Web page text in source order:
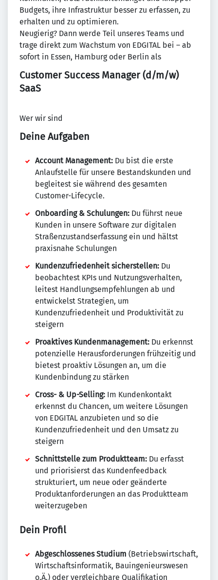
Budgets, ihre Infrastruktur besser zu erfassen, zu
erhalten und zu optimieren.
Neugierig? Dann werde Teil unseres Teams und
trage direkt zum Wachstum von EDGITAL bei – ab
sofort in Essen, Hamburg oder Berlin als
Customer Success Manager (d/m/w)
SaaS
Wer wir sind
Deine Aufgaben
Account Management: Du bist die erste
Anlaufstelle für unsere Bestandskunden und
begleitest sie während des gesamten
Customer-Lifecycle.
Onboarding & Schulungen: Du führst neue
Kunden in unsere Software zur digitalen
Straßenzustandserfassung ein und hältst
praxisnahe Schulungen
Kundenzufriedenheit sicherstellen: Du
beobachtest KPIs und Nutzungsverhalten,
leitest Handlungsempfehlungen ab und
entwickelst Strategien, um
Kundenzufriedenheit und Produktivität zu
steigern
Proaktives Kundenmanagement: Du erkennst
potenzielle Herausforderungen frühzeitig und
bietest proaktiv Lösungen an, um die
Kundenbindung zu stärken
Cross- & Up-Selling: Im Kundenkontakt
erkennst du Chancen, um weitere Lösungen
von EDGITAL anzubieten und so die
Kundenzufriedenheit und den Umsatz zu
steigern
Schnittstelle zum Produktteam: Du erfasst
und priorisierst das Kundenfeedback
strukturiert, um neue oder geänderte
Produktanforderungen an das Produktteam
weiterzugeben
Dein Profil
Abgeschlossenes Studium (Betriebswirtschaft,
Wirtschaftsinformatik, Bauingenieurswesen
o.Ä.) oder vergleichbare Qualifikation